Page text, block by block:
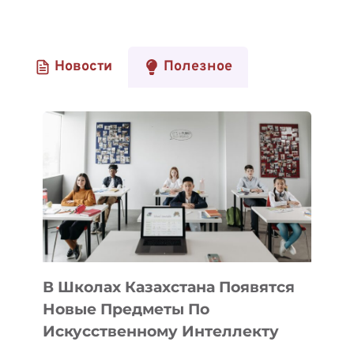
Новости Полезное
В Школах Казахстана Появятся
Новые Предметы По
Искусственному Интеллекту